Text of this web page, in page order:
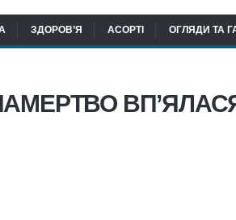
ЗДОРОВ’Я АСОРТІ ОГЛЯДИ ТА